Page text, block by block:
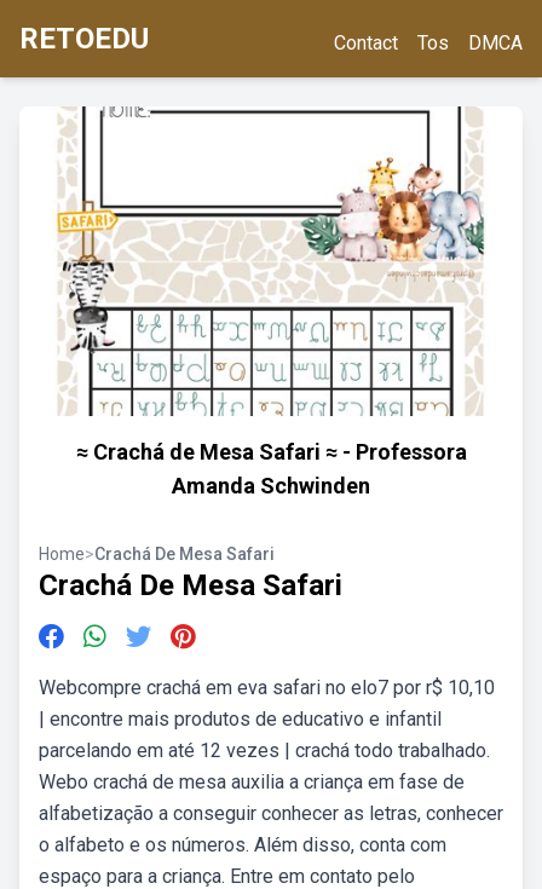
RETOEDU Contact Tos DMCA
≈ Crachá de Mesa Safari ≈ - Professora
Amanda Schwinden
Home>Crachá De Mesa Safari
Crachá De Mesa Safari
Webcompre crachá em eva safari no elo7 por r$ 10,10
| encontre mais produtos de educativo e infantil
parcelando em até 12 vezes | crachá todo trabalhado.
Webo crachá de mesa auxilia a criança em fase de
alfabetização a conseguir conhecer as letras, conhecer
o alfabeto e os números. Além disso, conta com
espaço para a criança. Entre em contato pelo